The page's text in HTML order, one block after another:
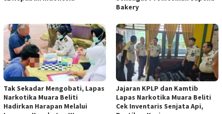
Bakery
Tak Sekadar Mengobati, Lapas
Narkotika Muara Beliti
Hadirkan Harapan Melalui
Jajaran KPLP dan Kamtib
Lapas Narkotika Muara Beliti
Cek Inventaris Senjata Api,